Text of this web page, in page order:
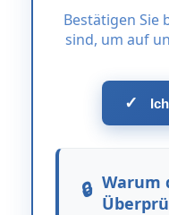
Bestätigen Sie
sind, um auf
✓
Warum